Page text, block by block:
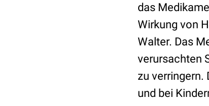
das
Wirkung von
Walter. Das
verursachten
zu verringern.
und bei